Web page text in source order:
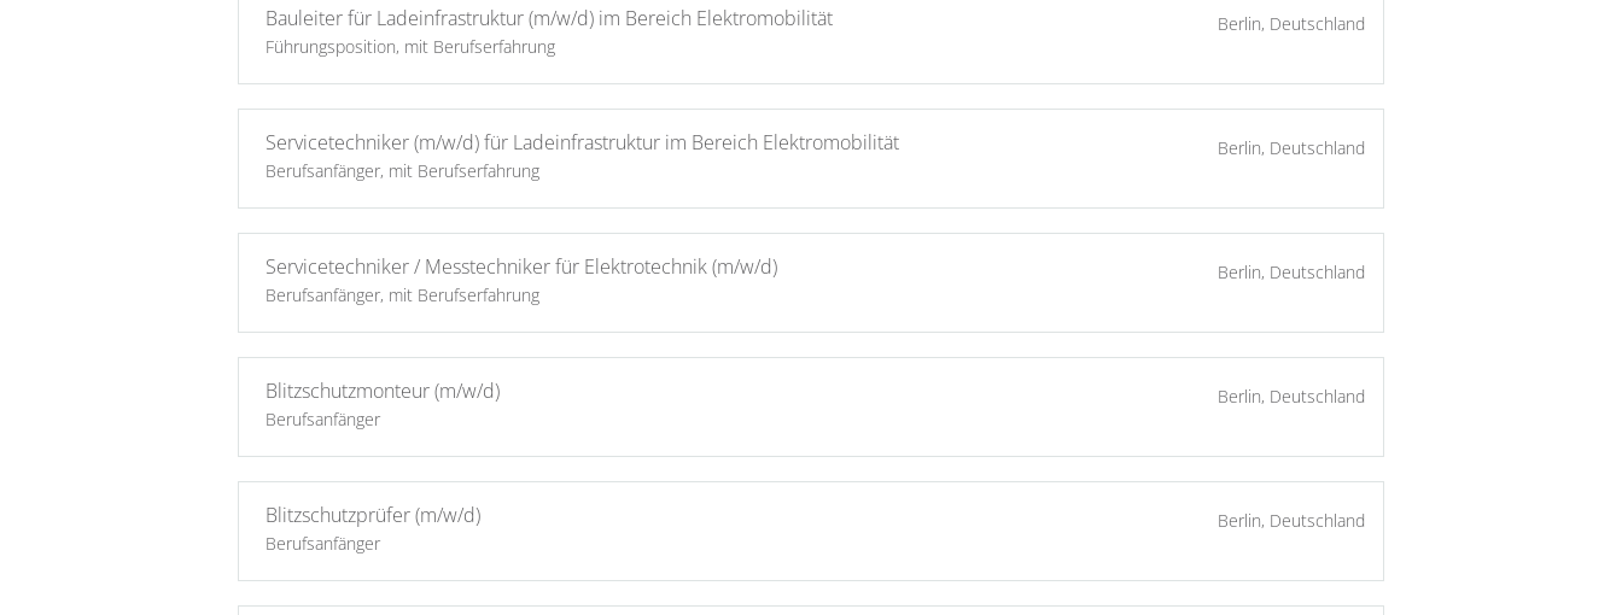
Bauleiter für Ladeinfrastruktur (m/w/d) im Bereich Elektromobilität
Führungsposition, mit Berufserfahrung
Berlin, Deutschland
Servicetechniker (m/w/d) für Ladeinfrastruktur im Bereich Elektromobilität
Berufsanfänger, mit Berufserfahrung
Berlin, Deutschland
Servicetechniker / Messtechniker für Elektrotechnik (m/w/d)
Berufsanfänger, mit Berufserfahrung
Berlin, Deutschland
Blitzschutzmonteur (m/w/d)
Berufsanfänger
Berlin, Deutschland
Blitzschutzprüfer (m/w/d)
Berufsanfänger
Berlin, Deutschland